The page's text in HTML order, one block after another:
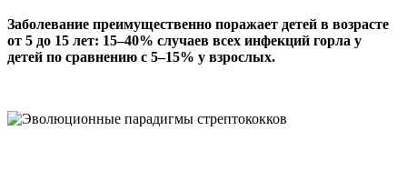
Заболевание преимущественно поражает детей в возрасте
от 5 до 15 лет: 15–40% случаев всех инфекций горла у
детей по сравнению с 5–15% у взрослых.